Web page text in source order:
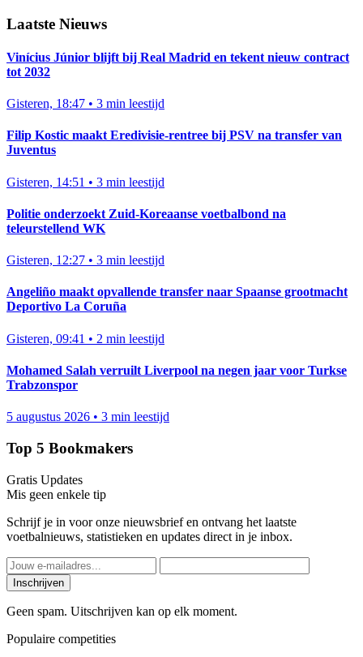
Laatste Nieuws
Vinícius Júnior blijft bij Real Madrid en tekent nieuw contract
tot 2032
Gisteren, 18:47 • 3 min leestijd
Filip Kostic maakt Eredivisie-rentree bij PSV na transfer van
Juventus
Gisteren, 14:51 • 3 min leestijd
Politie onderzoekt Zuid-Koreaanse voetbalbond na
teleurstellend WK
Gisteren, 12:27 • 3 min leestijd
Angeliño maakt opvallende transfer naar Spaanse grootmacht
Deportivo La Coruña
Gisteren, 09:41 • 2 min leestijd
Mohamed Salah verruilt Liverpool na negen jaar voor Turkse
Trabzonspor
5 augustus 2026 • 3 min leestijd
Top 5 Bookmakers
Gratis Updates
Mis geen enkele tip
Schrijf je in voor onze nieuwsbrief en ontvang het laatste
voetbalnieuws, statistieken en updates direct in je inbox.
Inschrijven
Geen spam. Uitschrijven kan op elk moment.
Populaire competities